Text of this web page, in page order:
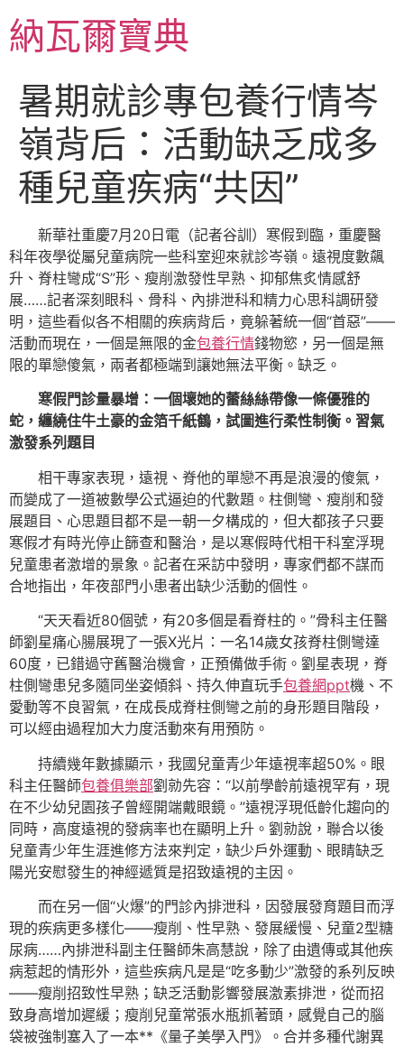
至
主納瓦爾寶典
暑期就診專包養行情岑
嶺背后：活動缺乏成多
種兒童疾病“共因”
新華社重慶7月20日電（記者谷訓）寒假到臨，重慶醫
科年夜學從屬兒童病院一些科室迎來就診岑嶺。遠視度數飆
升、脊柱彎成“S”形、瘦削激發性早熟、抑郁焦炙情感舒
展……記者深刻眼科、骨科、內排泄科和精力心思科調研發
明，這些看似各不相關的疾病背后，竟躲著統一個“首惡”——
活動而現在，一個是無限的金包養行情錢物慾，另一個是無
限的單戀傻氣，兩者都極端到讓她無法平衡。缺乏。
寒假門診量暴增：一個壞她的蕾絲絲帶像一條優雅的
蛇，纏繞住牛土豪的金箔千紙鶴，試圖進行柔性制衡。習氣
激發系列題目
相干專家表現，遠視、脊他的單戀不再是浪漫的傻氣，
而變成了一道被數學公式逼迫的代數題。柱側彎、瘦削和發
展題目、心思題目都不是一朝一夕構成的，但大都孩子只要
寒假才有時光停止篩查和醫治，是以寒假時代相干科室浮現
兒童患者激增的景象。記者在采訪中發明，專家們都不謀而
合地指出，年夜部門小患者出缺少活動的個性。
“天天看近80個號，有20多個是看脊柱的。”骨科主任醫
師劉星痛心腸展現了一張X光片：一名14歲女孩脊柱側彎達
60度，已錯過守舊醫治機會，正預備做手術。劉星表現，脊
柱側彎患兒多隨同坐姿傾斜、持久伸直玩手包養網ppt機、不
愛動等不良習氣，在成長成脊柱側彎之前的身形題目階段，
可以經由過程加大力度活動來有用預防。
持續幾年數據顯示，我國兒童青少年遠視率超50%。眼
科主任醫師包養俱樂部劉勍先容：“以前學齡前遠視罕有，現
在不少幼兒園孩子曾經開端戴眼鏡。”遠視浮現低齡化趨向的
同時，高度遠視的發病率也在顯明上升。劉勍說，聯合以後
兒童青少年生涯進修方法來判定，缺少戶外運動、眼睛缺乏
陽光安慰發生的神經遞質是招致遠視的主因。
而在另一個“火爆”的門診內排泄科，因發展發育題目而浮
現的疾病更多樣化——瘦削、性早熟、發展緩慢、兒童2型糖
尿病……內排泄科副主任醫師朱高慧說，除了由遺傳或其他疾
病惹起的情形外，這些疾病凡是是“吃多動少”激發的系列反映
——瘦削招致性早熟；缺乏活動影響發展激素排泄，從而招
致身高增加遲緩；瘦削兒童常張水瓶抓著頭，感覺自己的腦
袋被強制塞入了一本**《量子美學入門》。合并多種代謝異